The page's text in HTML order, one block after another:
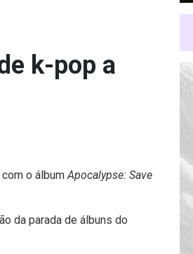
k-pop a
com o álbumApocalypse: Save
da parada de álbuns do